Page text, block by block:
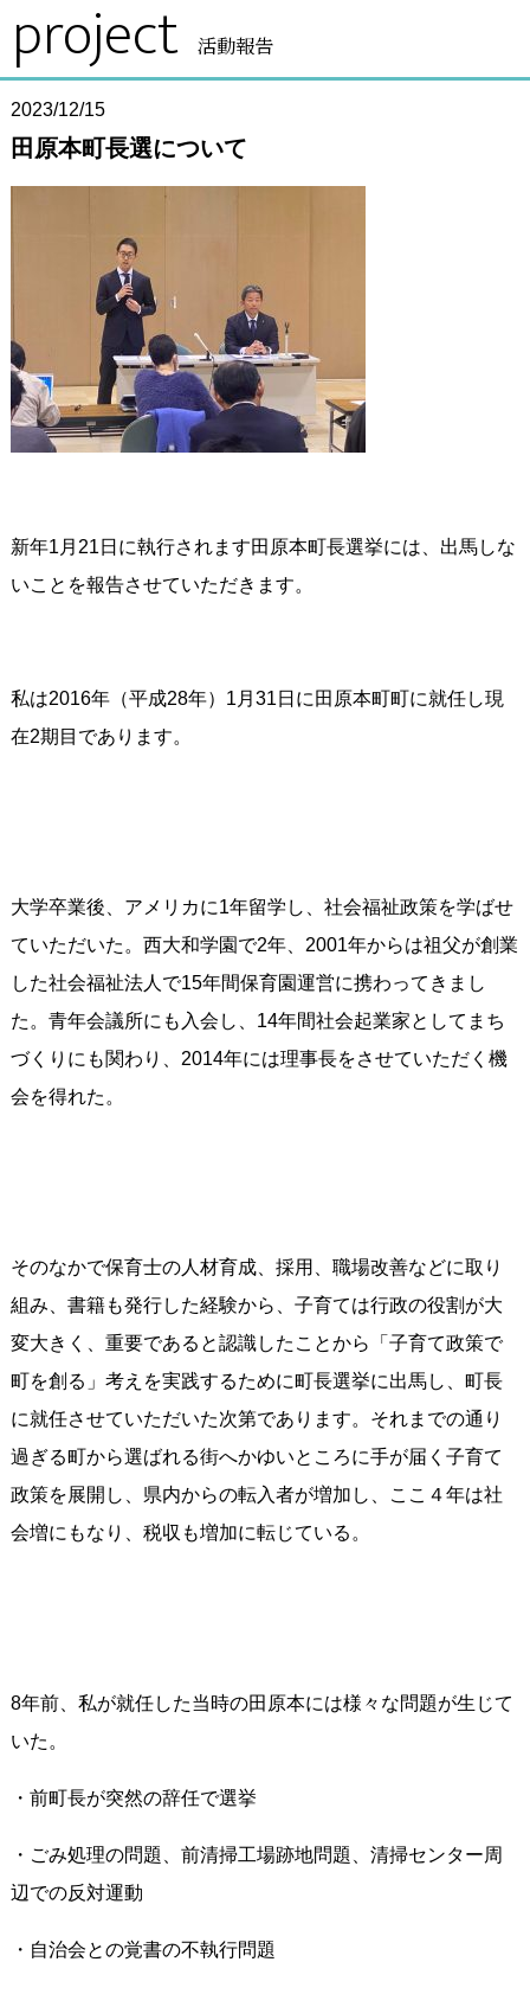
project 活動報告
2023/12/15
田原本町長選について
新年1月21日に執行されます田原本町長選挙には、出馬しな
いことを報告させていただきます。
私は2016年（平成28年）1月31日に田原本町町に就任し現
在2期目であります。
大学卒業後、アメリカに1年留学し、社会福祉政策を学ばせ
ていただいた。西大和学園で2年、2001年からは祖父が創業
した社会福祉法人で15年間保育園運営に携わってきまし
た。青年会議所にも入会し、14年間社会起業家としてまち
づくりにも関わり、2014年には理事長をさせていただく機
会を得れた。
そのなかで保育士の人材育成、採用、職場改善などに取り
組み、書籍も発行した経験から、子育ては行政の役割が大
変大きく、重要であると認識したことから「子育て政策で
町を創る」考えを実践するために町長選挙に出馬し、町長
に就任させていただいた次第であります。それまでの通り
過ぎる町から選ばれる街へかゆいところに手が届く子育て
政策を展開し、県内からの転入者が増加し、ここ４年は社
会増にもなり、税収も増加に転じている。
8年前、私が就任した当時の田原本には様々な問題が生じて
いた。
・前町長が突然の辞任で選挙
・ごみ処理の問題、前清掃工場跡地問題、清掃センター周
辺での反対運動
・自治会との覚書の不執行問題